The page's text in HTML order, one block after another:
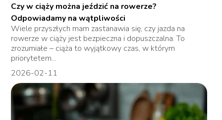
Czy w ciąży można jeździć na rowerze?
Odpowiadamy na wątpliwości
Wiele przyszłych mam zastanawia się, czy jazda na
rowerze w ciąży jest bezpieczna i dopuszczalna. To
zrozumiałe – ciąża to wyjątkowy czas, w którym
priorytetem...
2026-02-11